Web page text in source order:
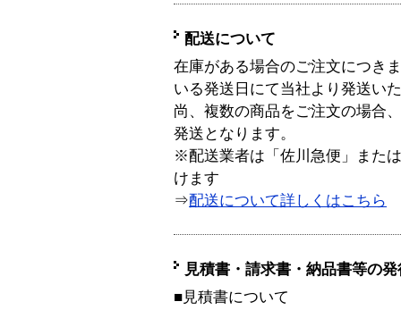
配送について
在庫がある場合のご注文につき
いる発送日にて当社より発送い
尚、複数の商品をご注文の場合
発送となります。
※配送業者は「佐川急便」また
けます
⇒配送について詳しくはこちら
見積書・請求書・納品書等の
■見積書について